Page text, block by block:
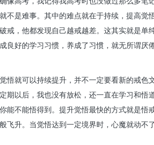
是难事。其中的难点就在于持续，提高觉
，他都发现自己越戒越差。这其实就是单
好的学习习惯，养成了习惯，就无所谓厌
就可以持续提升，并不一定要看新的戒色
以后，我也没有放松，还一直在学习和悟
不能悟得到。提升觉悟最快的方式就是悟
升。当觉悟达到一定境界时，心魔就动不